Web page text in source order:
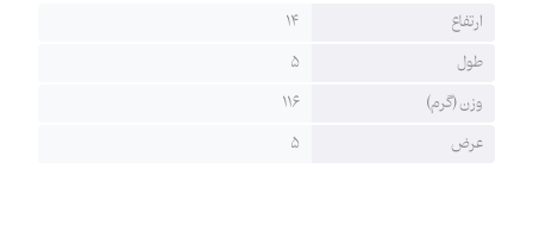
ارتفاع
14
طول
5
وزن (گرم)
116
عرض
5